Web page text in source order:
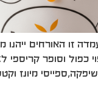
זו האורחים ייהנו
כפול וסופר קריספי
מיונז